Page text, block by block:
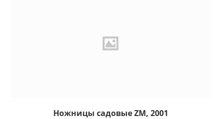
Ножницы садовые ZM, 2001